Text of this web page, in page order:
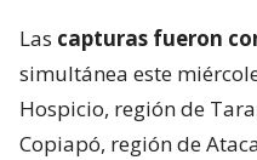
Las capturas fueron
simultánea este
Hospicio, región de
Copiapó, región de